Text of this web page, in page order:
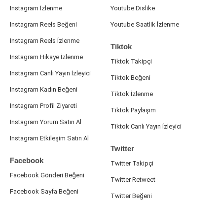
Instagram İzlenme
Instagram Reels Beğeni
Instagram Reels İzlenme
Instagram Hikaye İzlenme
Instagram Canlı Yayın İzleyici
Instagram Kadın Beğeni
Instagram Profil Ziyareti
Instagram Yorum Satın Al
Instagram Etkileşim Satın Al
Facebook
Facebook Gönderi Beğeni
Facebook Sayfa Beğeni
Youtube Dislike
Youtube Saatlik İzlenme
Tiktok
Tiktok Takipçi
Tiktok Beğeni
Tiktok İzlenme
Tiktok Paylaşım
Tiktok Canlı Yayın İzleyici
Twitter
Twitter Takipçi
Twitter Retweet
Twitter Beğeni